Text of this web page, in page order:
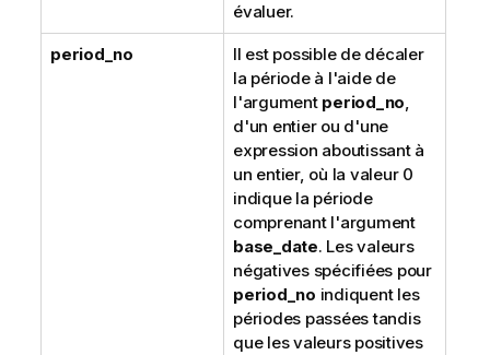
évaluer.
period_no
Il est possible de décaler
la période à l'aide de
l'argument period_no,
d'un entier ou d'une
expression aboutissant à
un entier, où la valeur 0
indique la période
comprenant l'argument
base_date. Les valeurs
négatives spécifiées pour
period_no indiquent les
périodes passées tandis
que les valeurs positives